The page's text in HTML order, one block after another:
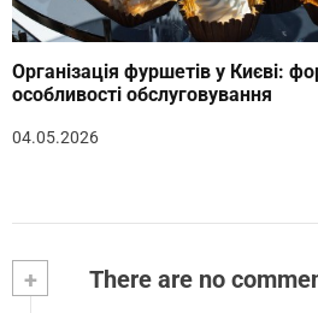
Організація фуршетів у Києві:
особливості обслуговування
04.05.2026
+ There are no